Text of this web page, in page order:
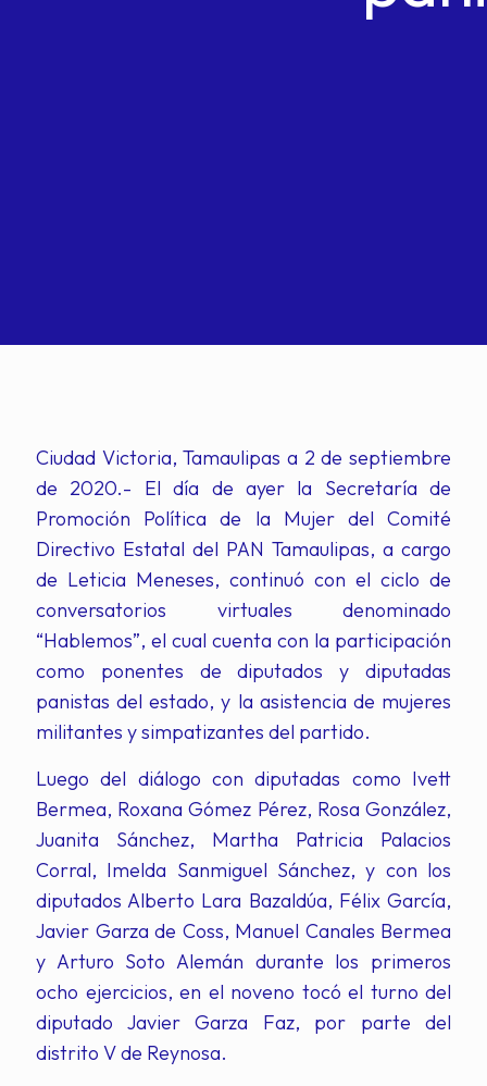
Ciudad Victoria, Tamaulipas a 2 de septiembre
de 2020.- El día de ayer la Secretaría de
Promoción Política de la Mujer del Comité
Directivo Estatal del PAN Tamaulipas, a cargo
de Leticia Meneses, continuó con el ciclo de
conversatorios virtuales denominado
“Hablemos”, el cual cuenta con la participación
como ponentes de diputados y diputadas
panistas del estado, y la asistencia de mujeres
militantes y simpatizantes del partido.
Luego del diálogo con diputadas como Ivett
Bermea, Roxana Gómez Pérez, Rosa González,
Juanita Sánchez, Martha Patricia Palacios
Corral, Imelda Sanmiguel Sánchez, y con los
diputados Alberto Lara Bazaldúa, Félix García,
Javier Garza de Coss, Manuel Canales Bermea
y Arturo Soto Alemán durante los primeros
ocho ejercicios, en el noveno tocó el turno del
diputado Javier Garza Faz, por parte del
distrito V de Reynosa.